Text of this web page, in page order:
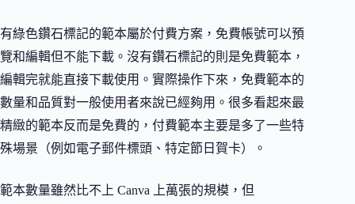
有綠色鑽石標記的範本屬於付費方案，免費帳號可以預
覽和編輯但不能下載。沒有鑽石標記的則是免費範本，
編輯完就能直接下載使用。實際操作下來，免費範本的
數量和品質對一般使用者來說已經夠用。很多看起來最
精緻的範本反而是免費的，付費範本主要是多了一些特
殊場景（例如電子郵件標頭、特定節日賀卡）。
範本數量雖然比不上 Canva 上萬張的規模，但